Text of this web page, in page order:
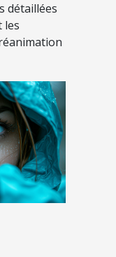
détaillées
les